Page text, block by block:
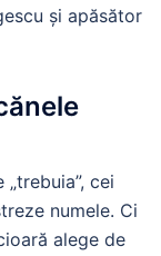
și apăsător
cei
numele. Ci
alege de